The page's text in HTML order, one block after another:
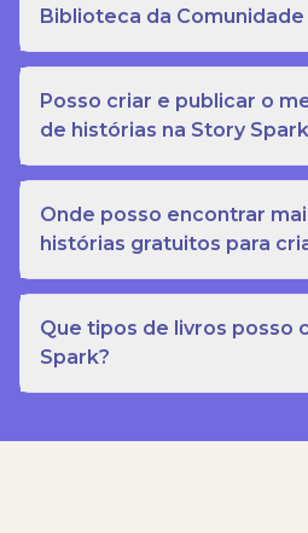
Biblioteca da
Posso criar e publicar o
de histórias na Story
Onde posso encontrar
histórias gratuitos para
Que tipos de livros posso
Spark?